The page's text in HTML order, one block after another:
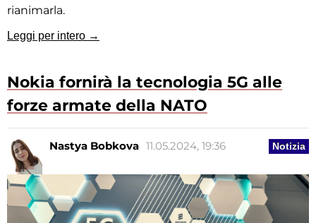
rianimarla.
Leggi per intero →
Nokia fornirà la tecnologia 5G alle
forze armate della NATO
Notizia
Nastya Bobkova 11.05.2024, 19:36